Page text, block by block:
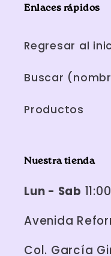
Enlaces rápidos
Regresar al
Buscar
Productos
Nuestra tienda
Lun - Sab
Avenida
Col. García